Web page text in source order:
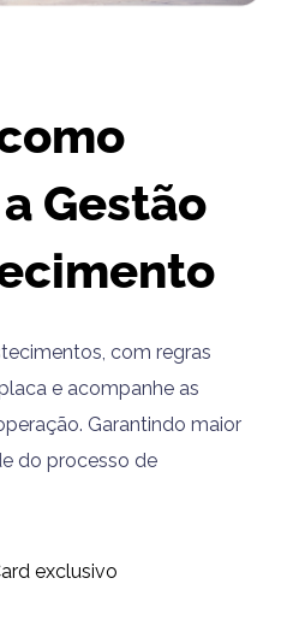
Gestão
com regras
e acompanhe as
Garantindo maior
do processo de
exclusivo